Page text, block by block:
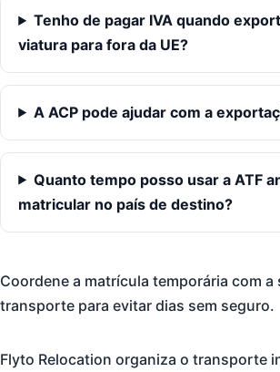
Tenho de pagar IVA quando
viatura para fora da UE?
A ACP pode ajudar com a
Quanto tempo posso usar a ATF
matricular no país de destino?
Coordene a matrícula temporária com a
transporte para evitar dias sem seguro.
Flyto Relocation organiza o transporte